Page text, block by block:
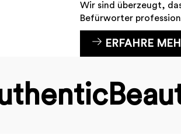
Wir sind überzeugt,
Befürworter
ERFAHRE